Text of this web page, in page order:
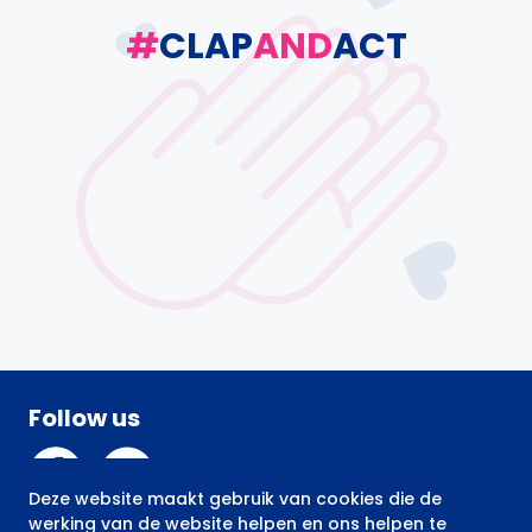
#CLAPANDACT
Deze website maakt gebruik van cookies die de
werking van de website helpen en ons helpen te
Follow us
FacebookLinkedin